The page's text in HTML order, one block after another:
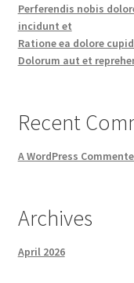
Perferendis nobis
incidunt et
Ratione ea dolore
Dolorum aut et
Recent
A WordPress
Archives
April 2026